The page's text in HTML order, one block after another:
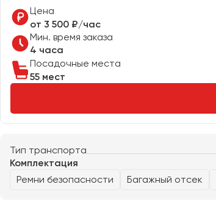
Цена
от 3 500 ₽/час
Мин. время заказа
4 часа
Посадочные места
55 мест
Тип транспорта
Комплектация
Ремни безопасности
Багажный отсек